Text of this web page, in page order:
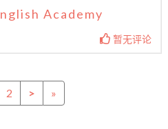
Academy
暂无评论
2 > »